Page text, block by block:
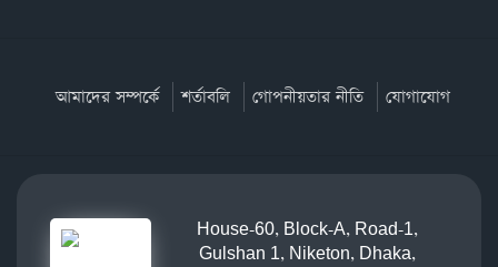
আমাদের সম্পর্কে শর্তাবলি গোপনীয়তার নীতি যোগাযোগ
House-60, Block-A, Road-1,
Gulshan 1, Niketon, Dhaka,